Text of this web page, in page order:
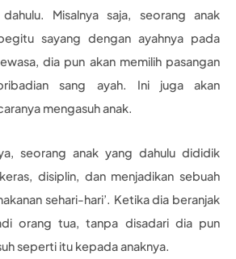
Misalnya saja, seorang anak
sayang dengan ayahnya pada
dia pun akan memilih pasangan
sang ayah. Ini juga akan
mengasuh anak.
seorang anak yang dahulu dididik
disiplin, dan menjadikan sebuah
sehari-hari’. Ketika dia beranjak
orang tua, tanpa disadari dia pun
seperti itu kepada anaknya.